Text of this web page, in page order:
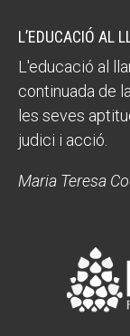
L’EDUCACIÓ AL
L'educació al
continuada de
les seves
judici i acció.
Maria Teresa